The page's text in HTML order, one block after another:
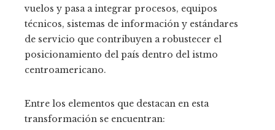
vuelos y pasa a integrar procesos, equipos
técnicos, sistemas de información y estándares
de servicio que contribuyen a robustecer el
posicionamiento del país dentro del istmo
centroamericano.
Entre los elementos que destacan en esta
transformación se encuentran: